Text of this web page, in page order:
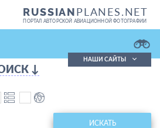
RUSSIANPLANES.NET
ПОРТАЛ АВТОРСКОЙ АВИАЦИОННОЙ ФОТОГРАФИИ
в реестре
Подробно
НАШИ САЙТЫ
↓
ИСКАТЬ